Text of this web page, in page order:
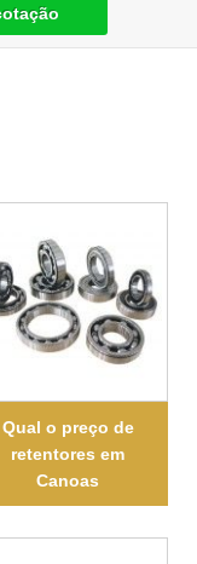
Qual o preço de
retentores em
Canoas